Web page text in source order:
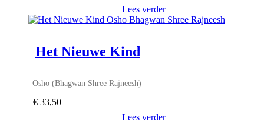
Lees verder
Het Nieuwe Kind
Osho (Bhagwan Shree Rajneesh)
€ 33,50
Lees verder